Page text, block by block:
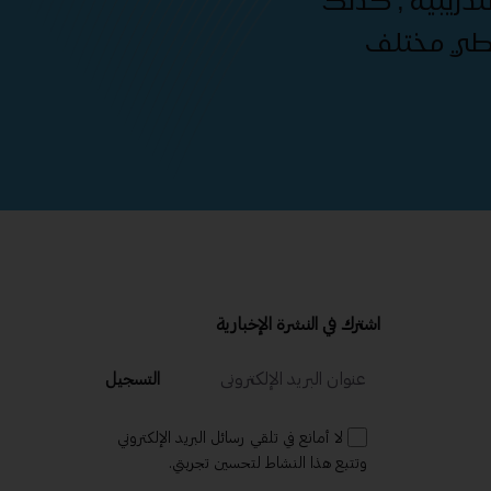
مختلف
اشترك في النشرة الإخبارية
التسجيل
لا أمانع في تلقي رسائل البريد الإلكتروني
وتتبع هذا النشاط لتحسين تجربتي.